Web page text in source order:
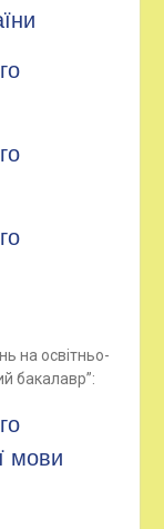
на освітньо-
бакалавр”:
мови